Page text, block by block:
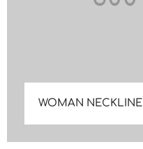
WOMAN NECKLINE